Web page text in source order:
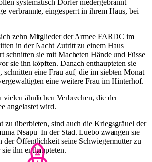
systematisch Dörfer niedergebrannt
verbrannte, eingesperrt in ihrem Haus, bei
zehn Mitglieder der Armee FARDC im
in der Nacht Zutritt zu einem Haus
schnitten sie mit Macheten Hände und Füsse
sie ihn köpften. Danach enthaupteten sie
schnitten eine Frau auf, die im siebten Monat
eine weitere Frau im Hinterhof.
vielen ähnlichen Verbrechen, die der
angelastet wird.
zu überbieten, sind auch die Kriegsgräuel der
Nsapu. In der Stadt Luebo zwangen sie
der Öffentlichkeit seine Schwiegermutter zu
ihn enthaupteten.